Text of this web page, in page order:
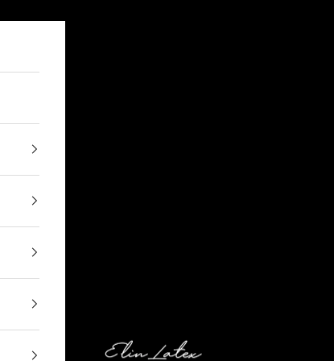
Elin Latex